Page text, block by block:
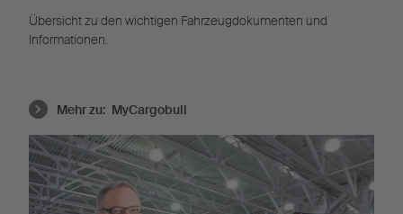
Übersicht zu den wichtigen Fahrzeugdokumenten und
Informationen.
Mehr zu: MyCargobull